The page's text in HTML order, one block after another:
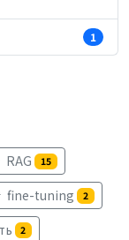
1
RAG 15
fine-tuning 2
2